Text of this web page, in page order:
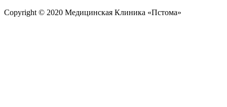
Copyright © 2020 Медицинская Клиника «Пстома»